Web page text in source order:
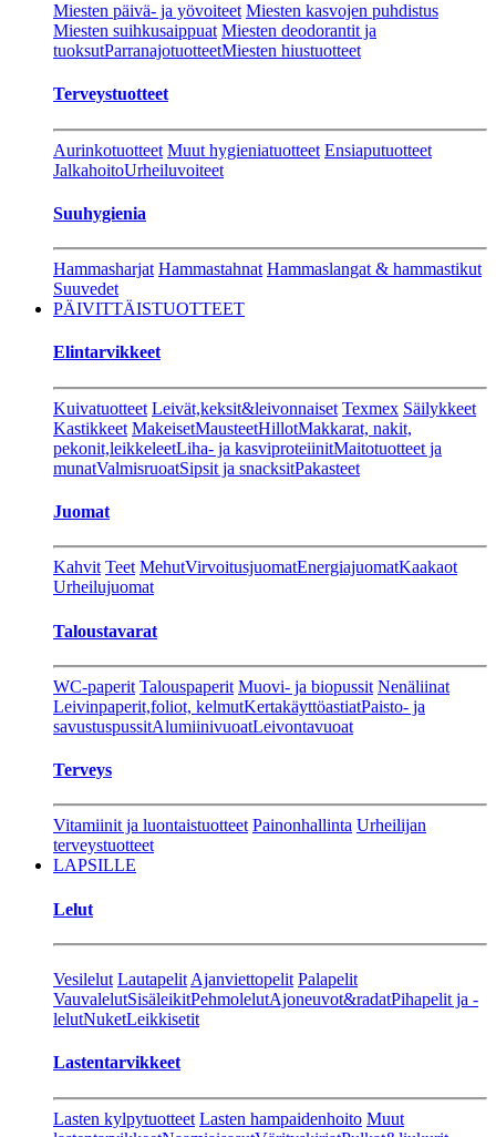
Miesten päivä- ja yövoiteet Miesten kasvojen puhdistus
Miesten suihkusaippuat Miesten deodorantit ja
tuoksutParranajotuotteetMiesten hiustuotteet
Terveystuotteet
Aurinkotuotteet Muut hygieniatuotteet Ensiaputuotteet
JalkahoitoUrheiluvoiteet
Suuhygienia
Hammasharjat Hammastahnat Hammaslangat & hammastikut
Suuvedet
PÄIVITTÄISTUOTTEET
Elintarvikkeet
Kuivatuotteet Leivät,keksit&leivonnaiset Texmex Säilykkeet
Kastikkeet MakeisetMausteetHillotMakkarat, nakit,
pekonit,leikkeleetLiha- ja kasviproteiinitMaitotuotteet ja
munatValmisruoatSipsit ja snacksitPakasteet
Juomat
Kahvit Teet MehutVirvoitusjuomatEnergiajuomatKaakaot
Urheilujuomat
Taloustavarat
WC-paperit Talouspaperit Muovi- ja biopussit Nenäliinat
Leivinpaperit,foliot, kelmutKertakäyttöastiatPaisto- ja
savustuspussitAlumiinivuoatLeivontavuoat
Terveys
Vitamiinit ja luontaistuotteet Painonhallinta Urheilijan
terveystuotteet
LAPSILLE
Lelut
Vesilelut Lautapelit Ajanviettopelit Palapelit
VauvalelutSisäleikitPehmolelutAjoneuvot&radatPihapelit ja -
lelutNuketLeikkisetit
Lastentarvikkeet
Lasten kylpytuotteet Lasten hampaidenhoito Muut